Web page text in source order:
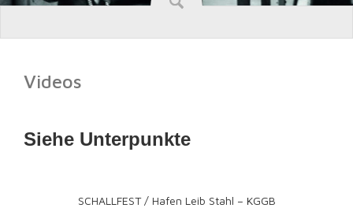
Videos
Siehe Unterpunkte
SCHALLFEST / Hafen Leib Stahl – KGGB